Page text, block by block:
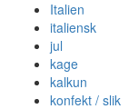
Italien
italiensk
jul
kage
kalkun
konfekt / slik